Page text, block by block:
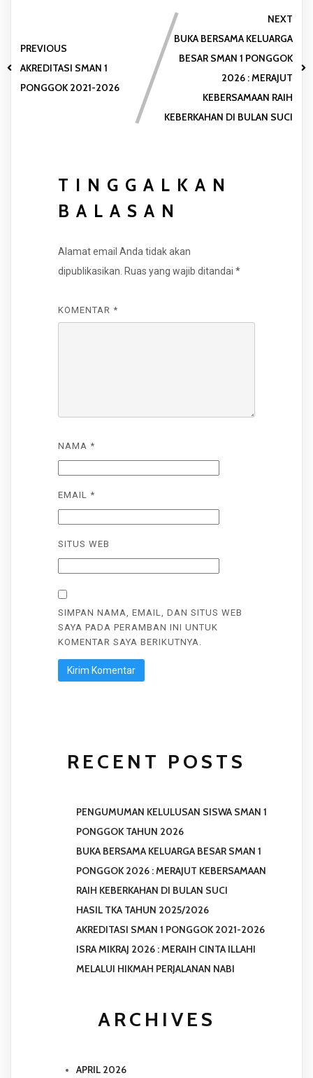
PREVIOUS
AKREDITASI SMAN 1
PONGGOK 2021-2026
NEXT
BUKA BERSAMA KELUARGA
BESAR SMAN 1 PONGGOK
2026 : MERAJUT
KEBERSAMAAN RAIH
KEBERKAHAN DI BULAN SUCI
TINGGALKAN
BALASAN
Alamat email Anda tidak akan
dipublikasikan. Ruas yang wajib ditandai *
KOMENTAR *
NAMA *
EMAIL *
SITUS WEB
SIMPAN NAMA, EMAIL, DAN SITUS WEB
SAYA PADA PERAMBAN INI UNTUK
KOMENTAR SAYA BERIKUTNYA.
RECENT POSTS
PENGUMUMAN KELULUSAN SISWA SMAN 1
PONGGOK TAHUN 2026
BUKA BERSAMA KELUARGA BESAR SMAN 1
PONGGOK 2026 : MERAJUT KEBERSAMAAN
RAIH KEBERKAHAN DI BULAN SUCI
HASIL TKA TAHUN 2025/2026
AKREDITASI SMAN 1 PONGGOK 2021-2026
ISRA MIKRAJ 2026 : MERAIH CINTA ILLAHI
MELALUI HIKMAH PERJALANAN NABI
ARCHIVES
APRIL 2026